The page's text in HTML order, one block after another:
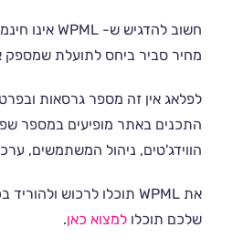
מחיר סביר ביחס לתועלת שמספק
לפלאג אין זה מספר גרסאות
התכנים באתר מופיעים במספר
הווידג'טים, ניהול המשתמשים,
את WPML תוכלו לרכוש ולהוריד בכתובת:
שלכם תוכלו למצוא כאן.